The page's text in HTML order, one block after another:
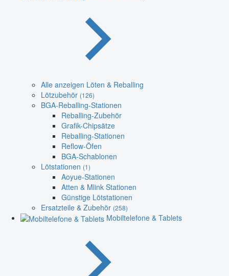
Alle anzeigen Löten & Reballing
Lötzubehör (126)
BGA-Reballing-Stationen
Reballing-Zubehör
Grafik-Chipsätze
Reballing-Stationen
Reflow-Öfen
BGA-Schablonen
Lötstationen (1)
Aoyue-Stationen
Atten & Mlink Stationen
Günstige Lötstationen
Ersatzteile & Zubehör (258)
Mobiltelefone & Tablets